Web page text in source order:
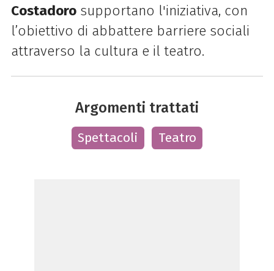
Costadorosupportano l'iniziativa, con
l’obiettivo di abbattere barriere sociali
attraverso la cultura e il teatro.
Argomenti trattati
Spettacoli Teatro